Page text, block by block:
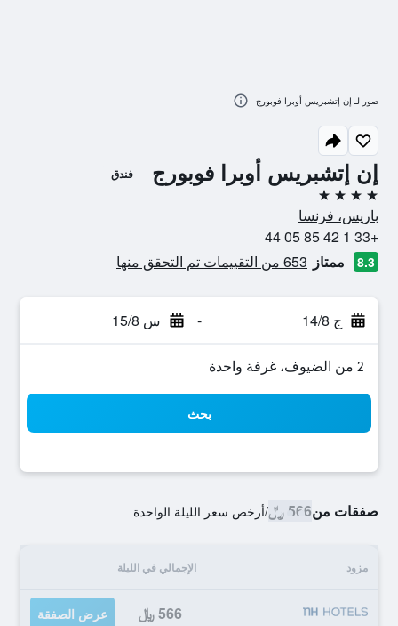
إن إتشبريس أوبرا فوبورج فندق
4 نجوم
باريس، فرنسا
+33 1 42 85 05 44
8.3 ممتاز 653 من التقييمات تم التحقق منها
ج 14/8 - س 15/8
2 من الضيوف، غرفة واحدة
بحث
صفقات من566 ﷼ /أرخص سعر الليلة الواحدة
مزود الإجمالي في الليلة
566 ﷼ عرض الصفقة
صور لـ إن إتشبريس أوبرا فوبورج